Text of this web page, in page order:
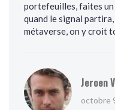
portefeuilles, faites
quand le signal partira,
métaverse, on y croit
Jeroen
octobre